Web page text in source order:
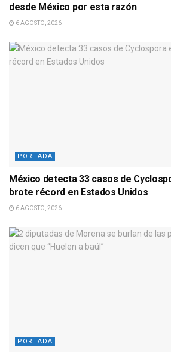
desde México por esta razón
6 AGOSTO, 2026
PORTADA
México detecta 33 casos de
brote récord en Estados Unidos
6 AGOSTO, 2026
PORTADA